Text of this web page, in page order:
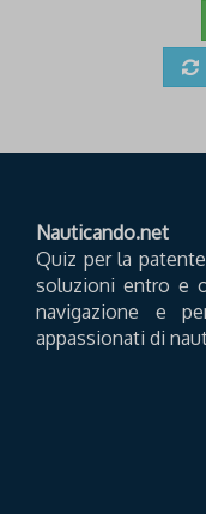
Nauticando.net
Quiz per la
soluzioni entro e
navigazione e
appassionati di